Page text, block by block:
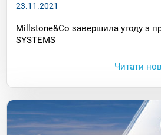
23.11.2021
Millstone&Co завершила угоду з
SYSTEMS
Читати